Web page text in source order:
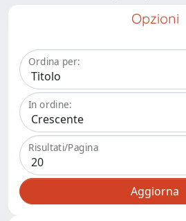
Opzioni
Ordina per:
In ordine:
Risultati/Pagina